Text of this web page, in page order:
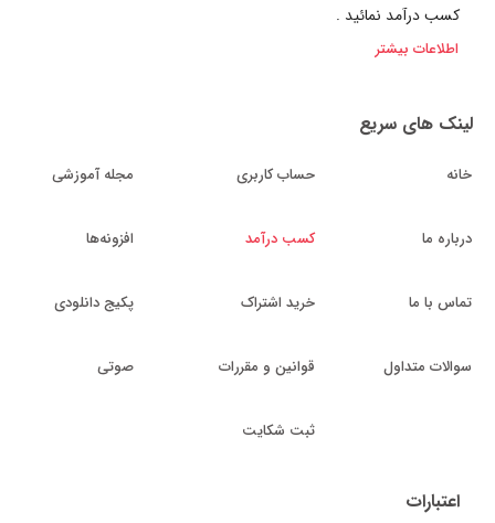
کسب درآمد نمائید .
اطلاعات بیشتر
لینک های سریع
خانه
درباره ما
تماس با ما
سوالات متداول
حساب کاربری
کسب درآمد
خرید اشتراک
قوانین و مقررات
ثبت شکایت
مجله آموزشی
افزونه‌ها
پکیج دانلودی
صوتی
اعتبارات